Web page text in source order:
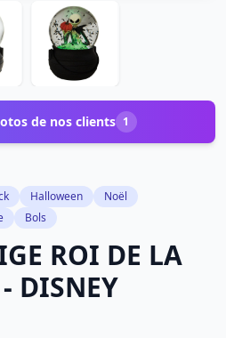
de nos clients 1
Halloween
Noël
Bols
ROI DE LA
DISNEY